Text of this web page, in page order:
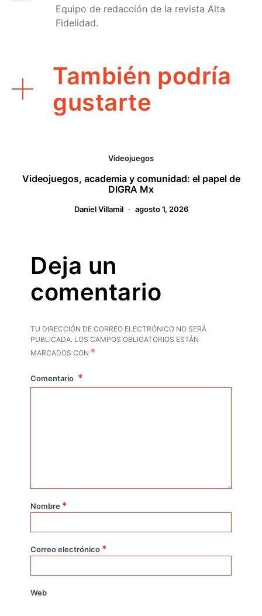
Equipo de redacción de la revista Alta
Fidelidad.
También podría
gustarte
Videojuegos
Videojuegos, academia y comunidad: el papel de
DIGRA Mx
Daniel Villamil agosto 1, 2026
Deja un
comentario
TU DIRECCIÓN DE CORREO ELECTRÓNICO NO SERÁ
PUBLICADA. LOS CAMPOS OBLIGATORIOS ESTÁN
MARCADOS CON *
Comentario
Nombre *
Correo electrónico *
Web